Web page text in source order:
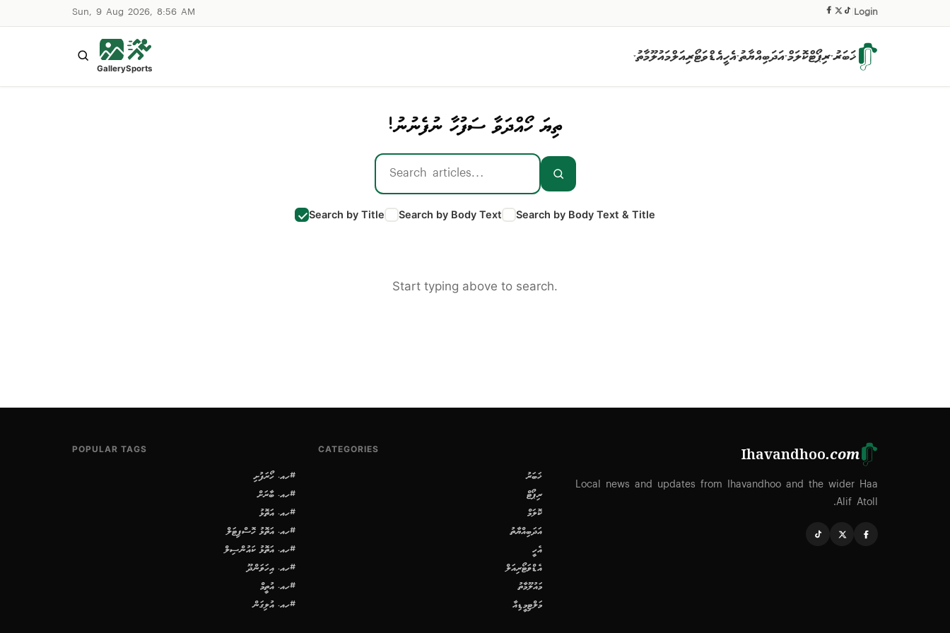
Sun, 9 Aug 2026, 8:56 AM Login
ޚަބަރު▾ރިޕޯޓްކޮލަމް▾އަދަބިއްޔާތު▾އެހީއެޑްވަޓޯރިއަލްމައުލޫމާތު▾
Sports
Gallery
ތިޔަ ހޯއްދަވާ ސަފުހާ ނުފެނުނު!
Search by Title Search by Body Text Search by Body Text & Title
Start typing above to search.
Ihavandhoo.com
Local news and updates from Ihavandhoo and the wider Haa
Alif Atoll.
CATEGORIES
ޚަބަރު
ރިޕޯޓް
ކޮލަމް
އަދަބިއްޔާތު
އެހީ
އެޑްވަޓޯރިއަލް
މައުލޫމާތު
މަލްޓިމީޑިއާ
POPULAR TAGS
#ހއ. ހޯރަފުށި
#ހއ. ބާރަށް
#ހއ. އަތޮޅު
#ހއ. އަތޮޅު ހޮސްޕިޓަލް
#ހއ. އަތޮޅު ކައުންސިލް
#ހއ. އިހަވަންދޫ
#ހއ. އުތީމް
#ހއ. އުލިގަން